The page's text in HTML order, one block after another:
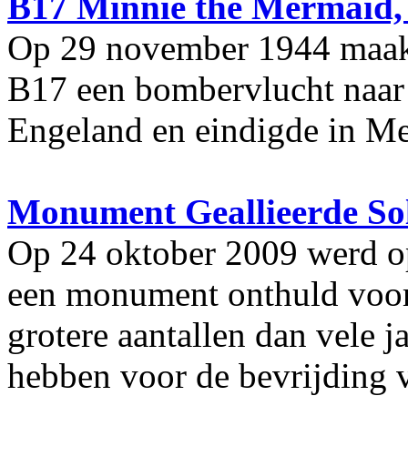
Op 29 november 1944
B17 een bombervlucht
Engeland en eindigde in
Monument Geallieerde
Op 24 oktober 2009 werd
een monument onthuld
grotere aantallen dan vele
hebben voor de bevrijding